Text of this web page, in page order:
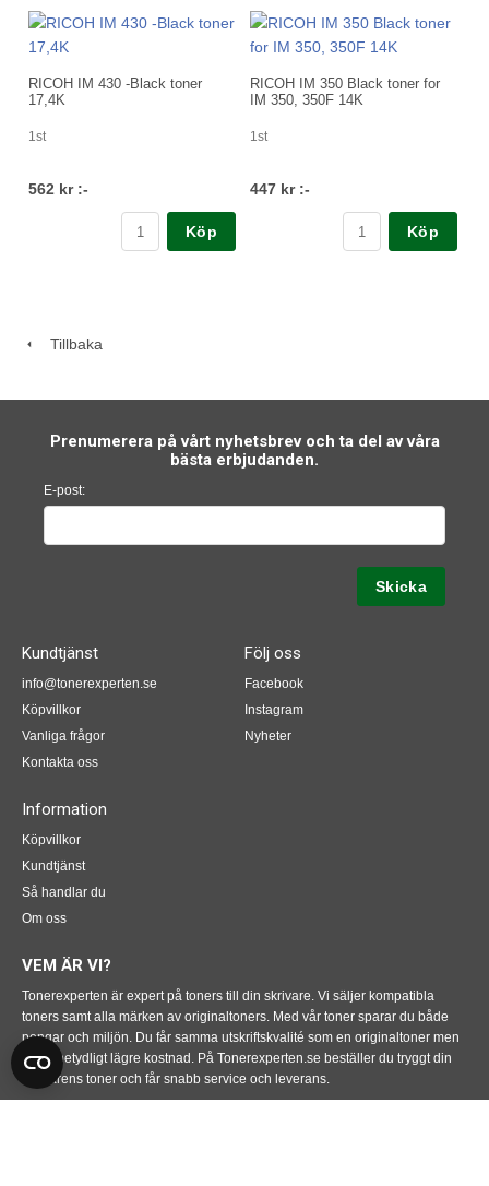
RICOH IM 430 -Black toner
17,4K
1st
562 kr :-
Köp
RICOH IM 350 Black toner for
IM 350, 350F 14K
1st
447 kr :-
Köp
Tillbaka
Prenumerera på vårt nyhetsbrev och ta del av våra
bästa erbjudanden.
E-post:
Kundtjänst
info@tonerexperten.se
Köpvillkor
Vanliga frågor
Kontakta oss
Följ oss
Facebook
Instagram
Nyheter
Information
Köpvillkor
Kundtjänst
Så handlar du
Om oss
VEM ÄR VI?
Tonerexperten är expert på toners till din skrivare. Vi säljer kompatibla
toners samt alla märken av originaltoners. Med vår toner sparar du både
pengar och miljön. Du får samma utskriftskvalité som en originaltoner men
till en betydligt lägre kostnad. På Tonerexperten.se beställer du tryggt din
skrivarens toner och får snabb service och leverans.